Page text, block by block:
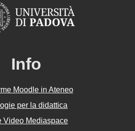
Info
Moodle in Ateneo
per la didattica
Video Mediaspace